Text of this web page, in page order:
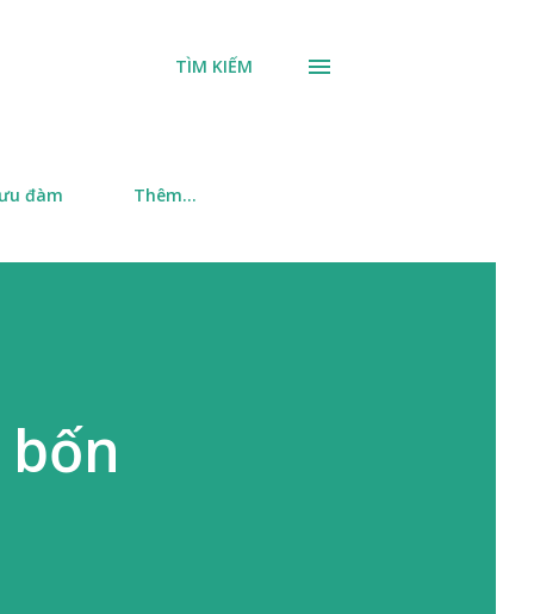
TÌM KIẾM
đàm Thêm…